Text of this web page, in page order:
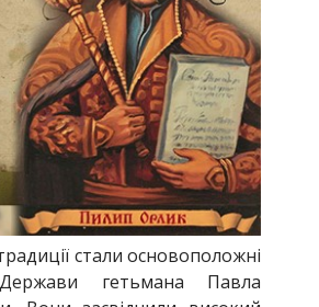
стали основоположні
Держави гетьмана Павла